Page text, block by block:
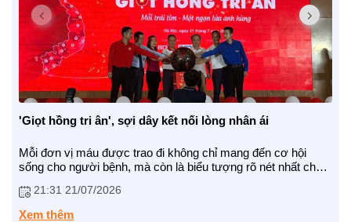
'Giọt hồng tri ân', sợi dây kết nối lòng nhân ái
Mỗi đơn vị máu được trao đi không chỉ mang đến cơ hội
sống cho người bệnh, mà còn là biểu tượng rõ nét nhất cho
truyền thống “uống nước nhớ nguồn”, “đền ơn đáp nghĩa”
của dân tộc.
21:31 21/07/2026
Xem thêm